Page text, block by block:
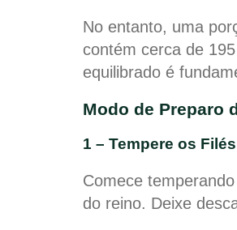
No entanto, uma
contém cerca de
equilibrado é
Modo de Preparo
1 – Tempere os
Comece
do reino. Deixe